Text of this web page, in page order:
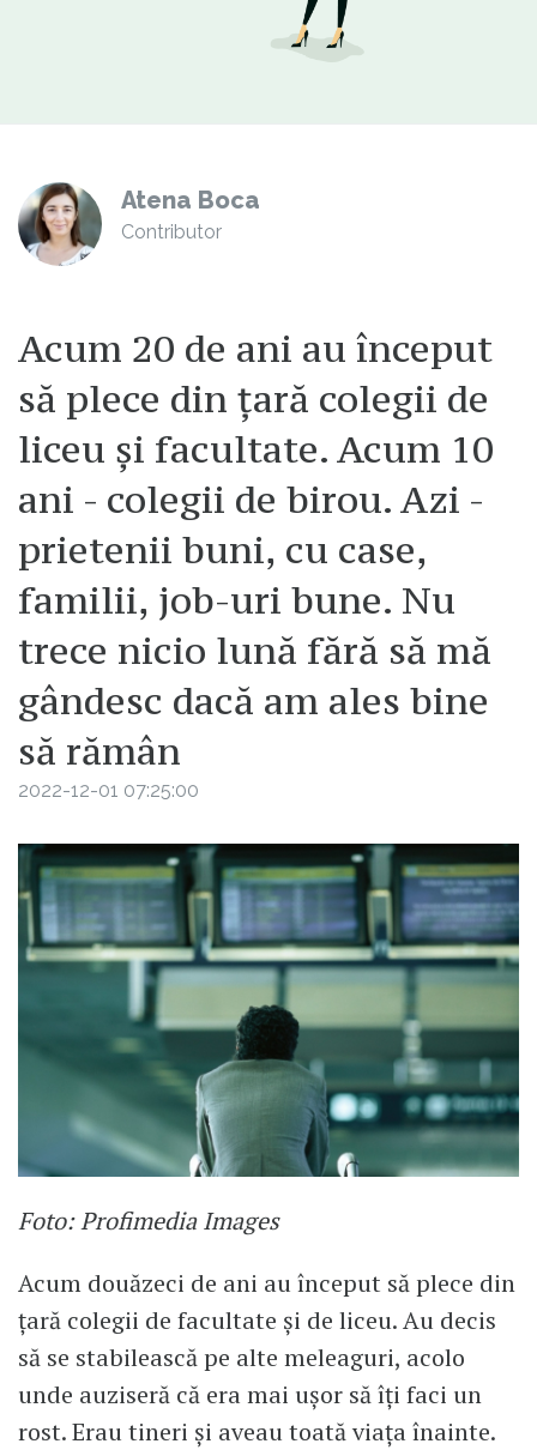
Atena Boca
Contributor
Acum 20 de ani au început
să plece din țară colegii de
liceu și facultate. Acum 10
ani - colegii de birou. Azi -
prietenii buni, cu case,
familii, job-uri bune. Nu
trece nicio lună fără să mă
gândesc dacă am ales bine
să rămân
2022-12-01 07:25:00
Foto: Profimedia Images
Acum douăzeci de ani au început să plece din
țară colegii de facultate și de liceu. Au decis
să se stabilească pe alte meleaguri, acolo
unde auziseră că era mai ușor să îți faci un
rost. Erau tineri și aveau toată viața înainte.